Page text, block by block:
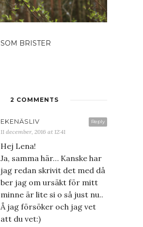
BRISTER
2 COMMENTS
Reply
EKENÄSLIV
11 december, 2016 at 12:41
Hej Lena!
Ja, samma här… Kanske har
jag redan skrivit det med då
ber jag om ursäkt för mitt
minne är lite si o så just nu..
Å jag försöker och jag vet
att du vet:)